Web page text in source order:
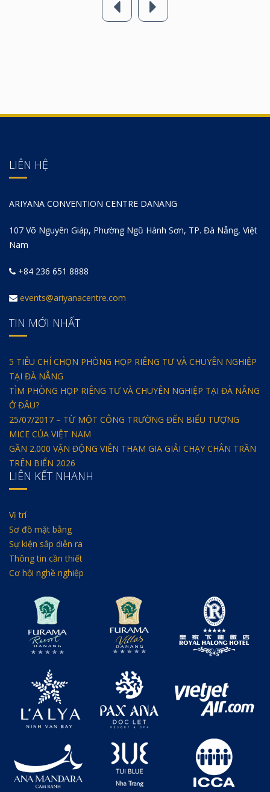
LIÊN HỆ
ARIYANA CONVENTION CENTRE DANANG
107 Võ Nguyên Giáp, Phường Ngũ Hành Sơn, TP. Đà Nẵng, Việt
Nam
+84 236 651 8888
events@ariyanacentre.com
TIN MỚI NHẤT
5 TIÊU CHÍ CHỌN PHÒNG HỌP RIÊNG TƯ VÀ CHUYÊN NGHIỆP
TẠI ĐÀ NẴNG
TÌM PHÒNG HỌP RIÊNG TƯ VÀ CHUYÊN NGHIỆP TẠI ĐÀ NẴNG
Ở ĐÂU?
25/07/2017 – TỪ MỘT CÔNG TRƯỜNG ĐẾN BIỂU TƯỢNG
MICE CỦA VIỆT NAM
GẦN 2.000 VẬN ĐỘNG VIÊN THAM GIA GIẢI CHẠY CHÂN TRẦN
TRÊN BIỂN 2026
LIÊN KẾT NHANH
Vị trí
Sơ đồ mặt bằng
Sự kiện sắp diễn ra
Thông tin cần thiết
Cơ hội nghề nghiệp